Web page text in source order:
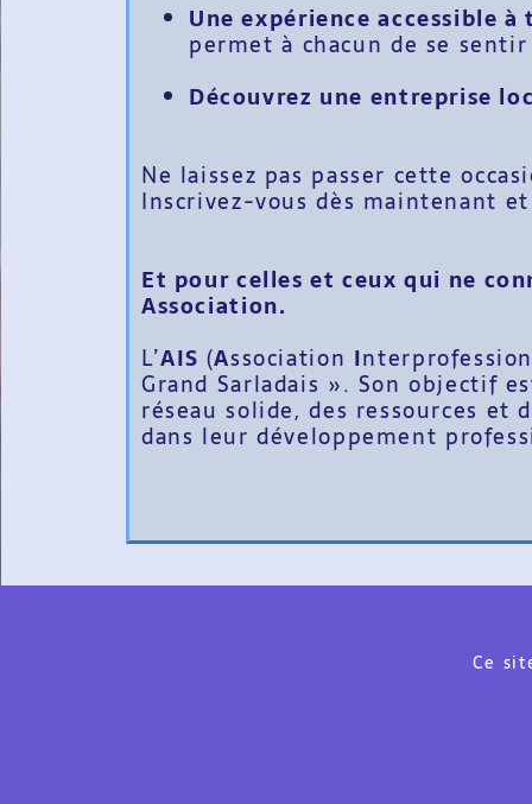
Ce
Une expérience accessible à
permet à chacun de se
Découvrez une entreprise
Ne laissez pas passer cette
Inscrivez-vous dès maintenant
Et pour celles et ceux qui ne
Association.
L’AIS (Association I
Grand Sarladais ». Son objectif
réseau solide, des ressources et
dans leur développement